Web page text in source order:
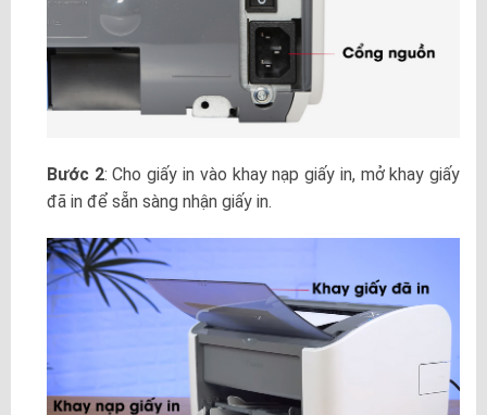
Bước 2: Cho giấy in vào khay nạp giấy in, mở khay giấy
đã in để sẵn sàng nhận giấy in.